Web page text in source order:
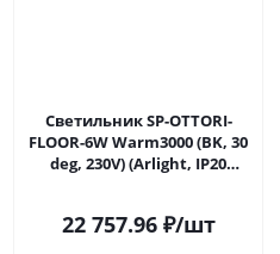
Светильник SP-OTTORI-
FLOOR-6W Warm3000 (BK, 30
deg, 230V) (Arlight, IP20
22 757.96₽/шт